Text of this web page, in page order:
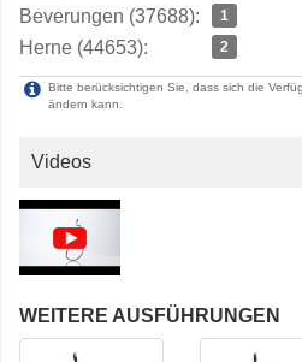
Beverungen (37688): 1
Herne (44653): 2
Bitte berücksichtigen Sie, dass sich die
ändern kann.
Videos
WEITERE AUSFÜHRUNGEN